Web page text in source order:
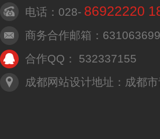
电话：028- 86922220
商务合作邮箱：
合作QQ： 532337155
成都网站设计地址：成都